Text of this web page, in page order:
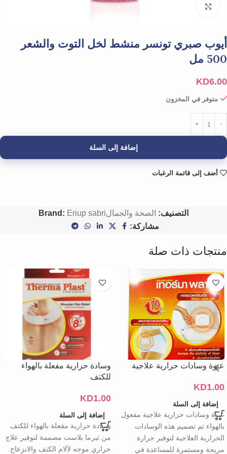
أيوب صبري تونسر منشط لخل التوت والشعر
500 مل
KD6.00
متوفر في المخزون
إضافة إلى السلة
أضف إلى قائمة الرغبات
التصنيف: الصحة والجمال Brand: Eriup sabri
مشاركة:
منتجات ذات صلة
عبوة وسادات حرارية علاجية
KD1.00
إضافة إلى السلة
عبوة وسادات حرارية علاجية مفعول
بالهواء تم تصميم هذه الوسادات
الحرارية العلاجية لتوفير حرارة
مريحة ومستمرة للمساعدة في
وسادة حرارية مفعلة بالهواء
للكتف
KD1.00
إضافة إلى السلة
وسادة حرارية مفعلة بالهواء للكتف
من ثيرما بلاست مصممة لتوفير علاج
حراري موجه لآلام الكتف والانزعاج.